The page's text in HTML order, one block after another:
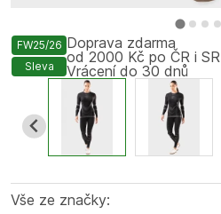
FW25/26
Sleva
Vše ze značky:
Doprava zdarma
od 2000 Kč po ČR i SR
Vrácení do 30 dnů